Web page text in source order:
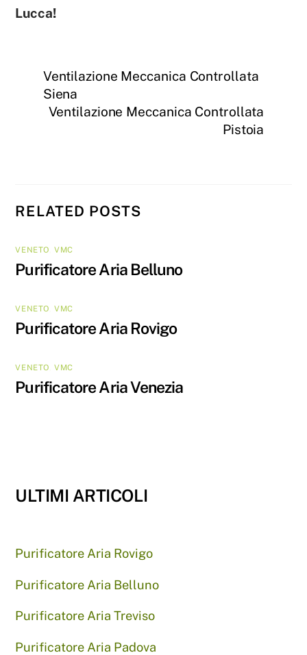
Lucca!
Ventilazione Meccanica Controllata
Siena
Ventilazione Meccanica Controllata
Pistoia
RELATED POSTS
VENETO ,VMC
Purificatore Aria Belluno
VENETO ,VMC
Purificatore Aria Rovigo
VENETO ,VMC
Purificatore Aria Venezia
ULTIMI ARTICOLI
Purificatore Aria Rovigo
Purificatore Aria Belluno
Purificatore Aria Treviso
Purificatore Aria Padova